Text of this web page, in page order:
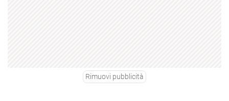
Rimuovi pubblicità